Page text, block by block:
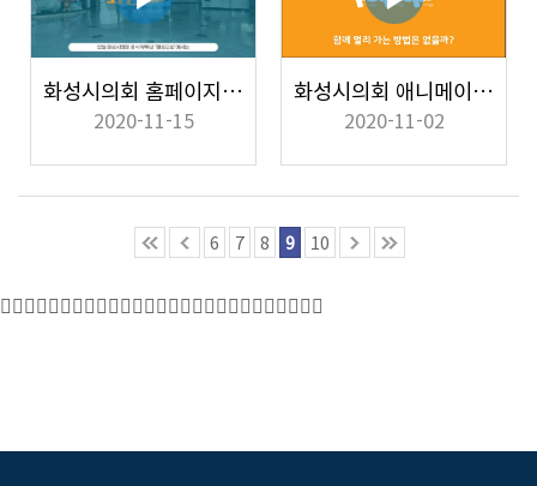
화성시의회 홈페이지 소개영상_모바일
2020-11-15
화성시의회 애니메이션 홍보영상
2020-11-02
6 7 8 9 10
